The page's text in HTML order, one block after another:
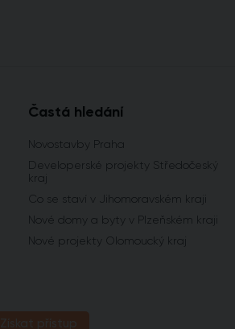
Častá hledání
Novostavby Praha
Developerské projekty Středočeský
kraj
Co se staví v Jihomoravském kraji
Nové domy a byty v Plzeňském kraji
Nové projekty Olomoucký kraj
Získat přístup